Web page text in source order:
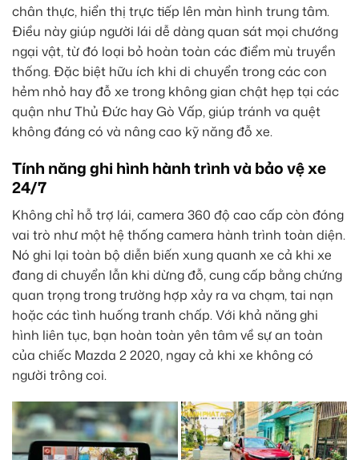
chân thực, hiển thị trực tiếp lên màn hình trung tâm.
Điều này giúp người lái dễ dàng quan sát mọi chướng
ngại vật, từ đó loại bỏ hoàn toàn các điểm mù truyền
thống. Đặc biệt hữu ích khi di chuyển trong các con
hẻm nhỏ hay đỗ xe trong không gian chật hẹp tại các
quận như Thủ Đức hay Gò Vấp, giúp tránh va quệt
không đáng có và nâng cao kỹ năng đỗ xe.
Tính năng ghi hình hành trình và bảo vệ xe
24/7
Không chỉ hỗ trợ lái, camera 360 độ cao cấp còn đóng
vai trò như một hệ thống camera hành trình toàn diện.
Nó ghi lại toàn bộ diễn biến xung quanh xe cả khi xe
đang di chuyển lẫn khi dừng đỗ, cung cấp bằng chứng
quan trọng trong trường hợp xảy ra va chạm, tai nạn
hoặc các tình huống tranh chấp. Với khả năng ghi
hình liên tục, bạn hoàn toàn yên tâm về sự an toàn
của chiếc Mazda 2 2020, ngay cả khi xe không có
người trông coi.